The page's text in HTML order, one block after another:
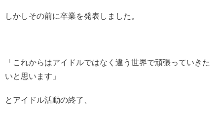
しかしその前に卒業を発表しました。
「これからはアイドルではなく違う世界で頑張っていきた
いと思います」
とアイドル活動の終了、